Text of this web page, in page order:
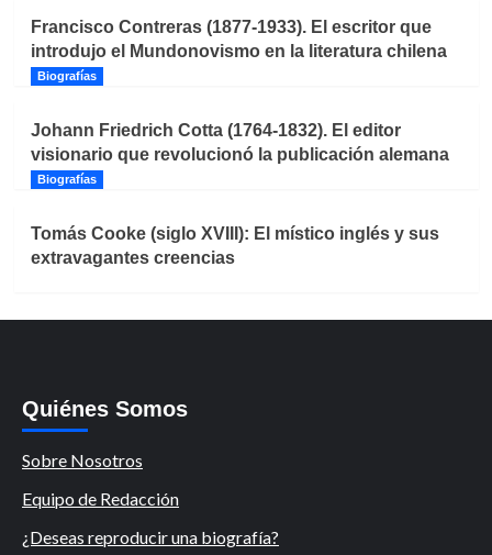
Francisco Contreras (1877-1933). El escritor que
introdujo el Mundonovismo en la literatura chilena
Biografías
Johann Friedrich Cotta (1764-1832). El editor
visionario que revolucionó la publicación alemana
Biografías
Tomás Cooke (siglo XVIII): El místico inglés y sus
extravagantes creencias
Quiénes Somos
Sobre Nosotros
Equipo de Redacción
¿Deseas reproducir una biografía?